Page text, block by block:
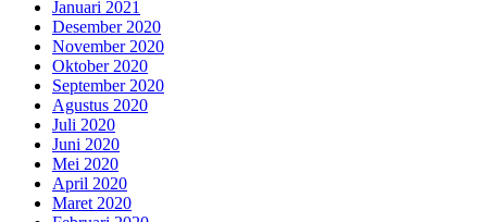
Januari 2021
Desember 2020
November 2020
Oktober 2020
September 2020
Agustus 2020
Juli 2020
Juni 2020
Mei 2020
April 2020
Maret 2020